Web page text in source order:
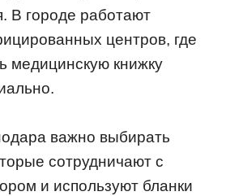
В городе работают
центров, где
медицинскую книжку
важно выбирать
сотрудничают с
и используют бланки